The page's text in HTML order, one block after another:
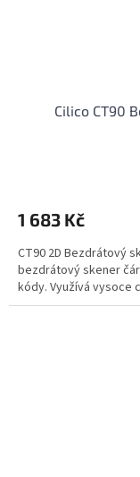
Cilico CT90
1 683 Kč
CT90 2D Bezdrátový
bezdrátový skener
kódy. Využívá vysoce